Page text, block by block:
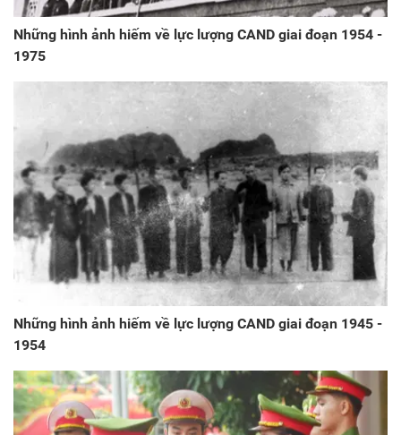
Những hình ảnh hiếm về lực lượng CAND giai đoạn 1954 -
1975
Những hình ảnh hiếm về lực lượng CAND giai đoạn 1945 -
1954